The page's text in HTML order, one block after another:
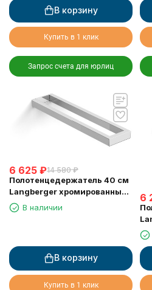
В корзину
Купить в 1 клик
Запрос счета для юрлиц
6 625 ₽14 580 ₽
Полотенцедержатель 40 см
Langberger хромированный
к стене двойной 30008A
В наличии
В корзину
Купить в 1 клик
6
к